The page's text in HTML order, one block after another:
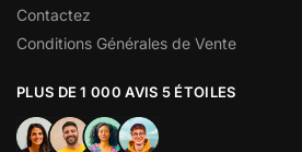
Contactez
Conditions Générales de Vente
PLUS DE 1 000 AVIS 5 ÉTOILES